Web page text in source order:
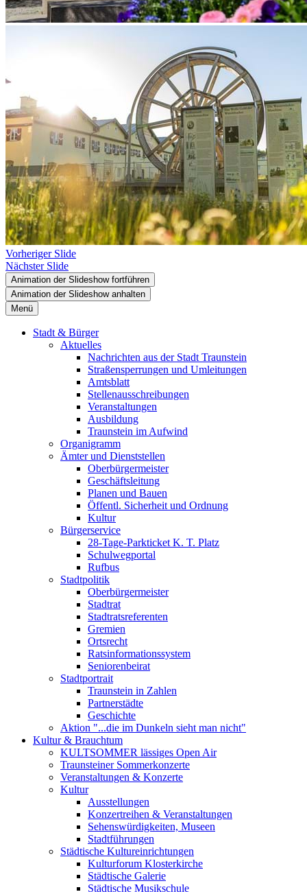
Vorheriger Slide
Nächster Slide
Animation der Slideshow fortführen
Animation der Slideshow anhalten
Menü
Stadt & Bürger
Aktuelles
Nachrichten aus der Stadt Traunstein
Straßensperrungen und Umleitungen
Amtsblatt
Stellenausschreibungen
Veranstaltungen
Ausbildung
Traunstein im Aufwind
Organigramm
Ämter und Dienststellen
Oberbürgermeister
Geschäftsleitung
Planen und Bauen
Öffentl. Sicherheit und Ordnung
Kultur
Bürgerservice
28-Tage-Parkticket K. T. Platz
Schulwegportal
Rufbus
Stadtpolitik
Oberbürgermeister
Stadtrat
Stadtratsreferenten
Gremien
Ortsrecht
Ratsinformationssystem
Seniorenbeirat
Stadtportrait
Traunstein in Zahlen
Partnerstädte
Geschichte
Aktion "...die im Dunkeln sieht man nicht"
Kultur & Brauchtum
KULTSOMMER lässiges Open Air
Traunsteiner Sommerkonzerte
Veranstaltungen & Konzerte
Kultur
Ausstellungen
Konzertreihen & Veranstaltungen
Sehenswürdigkeiten, Museen
Stadtführungen
Städtische Kultureinrichtungen
Kulturforum Klosterkirche
Städtische Galerie
Städtische Musikschule